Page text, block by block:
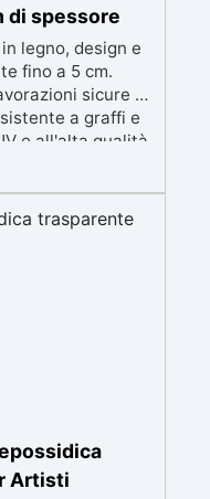
di spessore
legno, design e
fino a 5 cm.
sicure e
a graffi e
e all'alta qualità
eliminare bolle
per il contatto
pelle.
Artisti